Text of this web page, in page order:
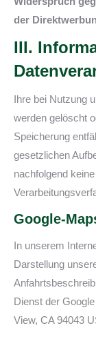
der
III.
Ihre bei Nutzung
werden gelöscht
Speicherung
gesetzlichen
nachfolgend
Google-
In unserem
Darstellung
Dienst der
View, CA 94043